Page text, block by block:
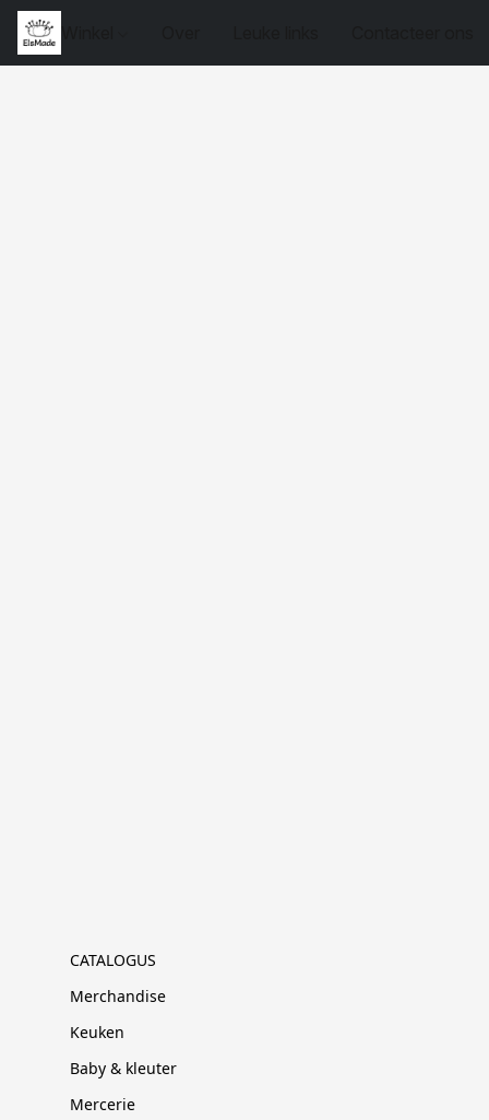
CATALOGUS
Merchandise
Keuken
Baby & kleuter
Mercerie